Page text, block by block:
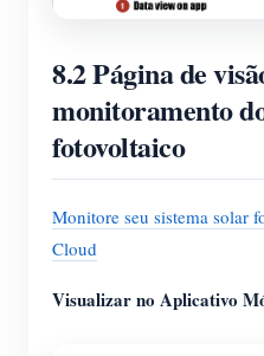
8.2 Página de
monitoramento
fotovoltaico
Monitore seu sistema solar
Cloud
Visualizar no Aplicativo